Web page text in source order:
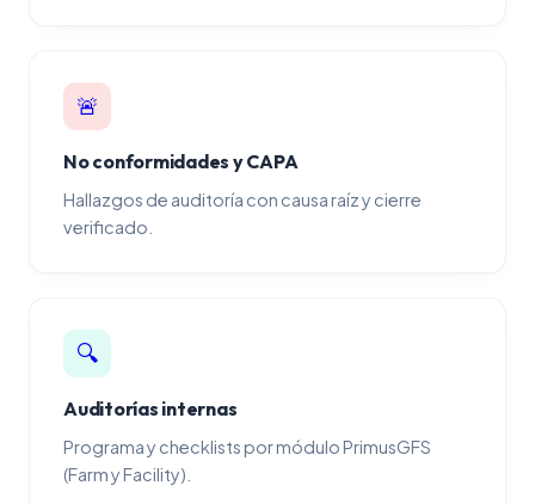
🚨
No conformidades y CAPA
Hallazgos de auditoría con causa raíz y cierre
verificado.
🔍
Auditorías internas
Programa y checklists por módulo PrimusGFS
(Farm y Facility).